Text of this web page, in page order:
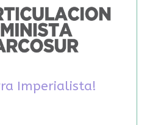
Imperialista!